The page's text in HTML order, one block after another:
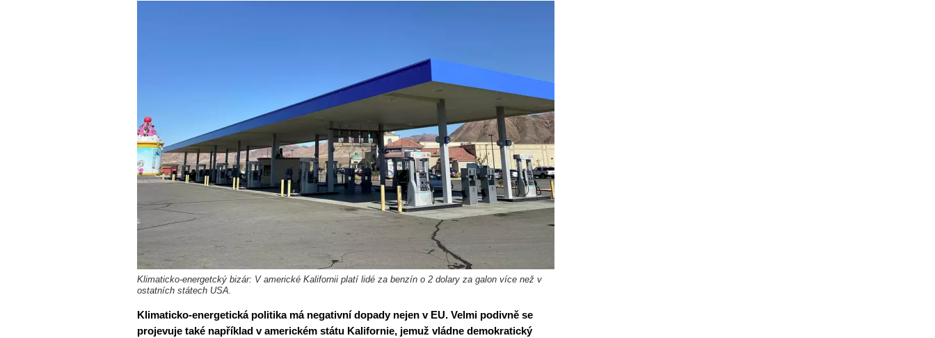
Klimaticko-energetcký bizár: V americké Kalifornii platí lidé za benzín o 2 dolary za galon více než v
ostatních státech USA.
Klimaticko-energetická politika má negativní dopady nejen v EU. Velmi podivně se
projevuje také například v americkém státu Kalifornie, jemuž vládne demokratický